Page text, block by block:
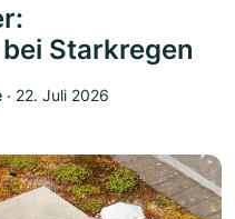
Starkregen
‧ 22. Juli 2026